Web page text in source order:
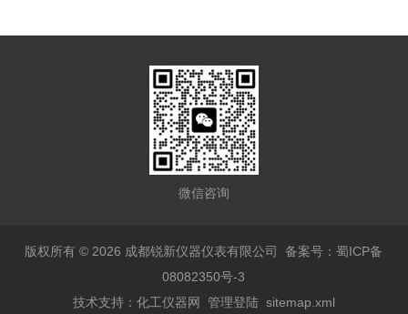
微信咨询
版权所有 © 2026 成都锐新仪器仪表有限公司备案号：蜀ICP备
08082350号-3
技术支持： 化工仪器网 管理登陆 sitemap.xml